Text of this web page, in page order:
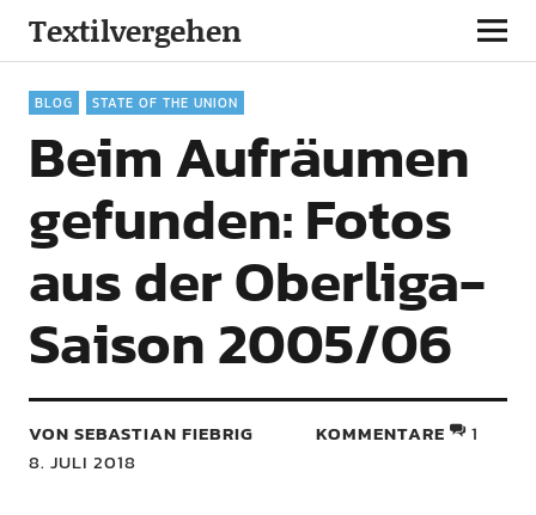
Textilvergehen
BLOG STATE OF THE UNION
Beim Aufräumen
gefunden: Fotos
aus der Oberliga-
Saison 2005/06
VON SEBASTIAN FIEBRIG
8. JULI 2018
KOMMENTARE 1